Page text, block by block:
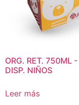
ORG. RET. 750ML
DISP. NIÑOS
Leer más